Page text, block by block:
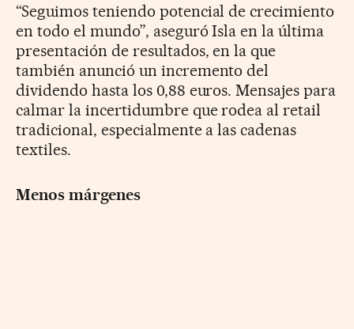
“Seguimos teniendo potencial de crecimiento
en todo el mundo”, aseguró Isla en la última
presentación de resultados, en la que
también anunció un incremento del
dividendo hasta los 0,88 euros. Mensajes para
calmar la incertidumbre que rodea al retail
tradicional, especialmente a las cadenas
textiles.
Menos márgenes